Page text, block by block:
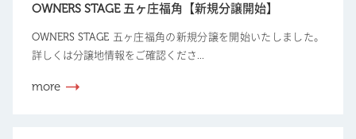
OWNERS STAGE 五ヶ庄福角【新規分譲開始】
OWNERS STAGE 五ヶ庄福角の新規分譲を開始いたしました。
詳しくは分譲地情報をご確認くださ...
more